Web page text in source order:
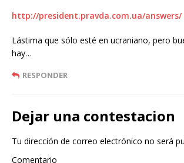
http://president.pravda.com.ua/answers/
Lástima que sólo esté en ucraniano, pero
hay…
RESPONDER
Dejar una contestacion
Tu dirección de correo electrónico no será
Comentario